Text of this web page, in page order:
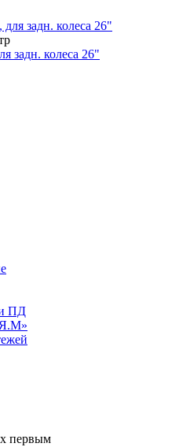
задн. колеса 26"
ПД
первым